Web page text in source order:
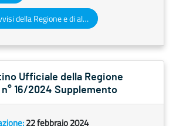
Altri atti e avvisi della Regione e di altri enti pubblici che interessano la collettività regionale
Ufficiale della Regione
n° 16/2024 Supplemento
22 febbraio 2024